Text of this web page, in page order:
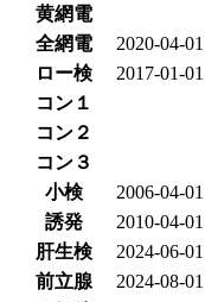
黄網電
全網電
2020-04-01
ロー検
2017-01-01
コン１
コン２
コン３
小検
2006-04-01
誘発
2010-04-01
肝生検
2024-06-01
前立腺
2024-08-01